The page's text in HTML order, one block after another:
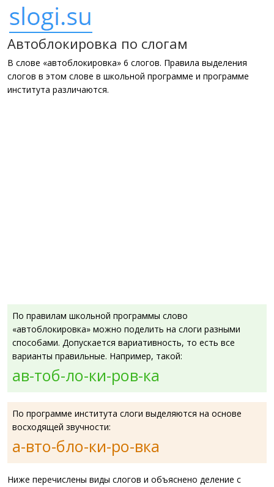
Автоблокировка по слогам
В слове «автоблокировка» 6 слогов. Правила выделения
слогов в этом слове в школьной программе и программе
института различаются.
По правилам школьной программы слово
«автоблокировка» можно поделить на слоги разными
способами. Допускается вариативность, то есть все
варианты правильные. Например, такой:
ав-тоб-ло-ки-ров-ка
По программе института слоги выделяются на основе
восходящей звучности:
а-вто-бло-ки-ро-вка
Ниже перечислены виды слогов и объяснено деление с